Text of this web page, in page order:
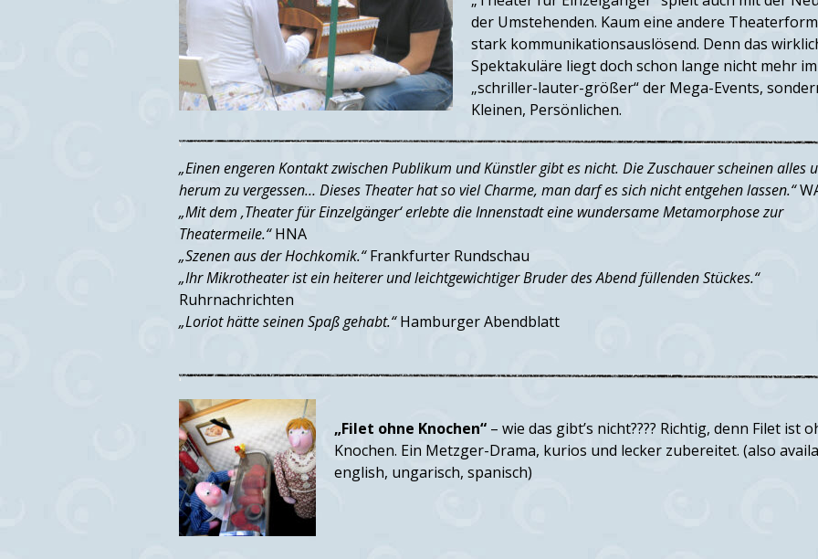
der Umstehenden. Kaum eine andere
stark kommunikationsauslösend. Denn das
Spektakuläre liegt doch schon lange nicht mehr im
„schriller-lauter-größer“ der Mega-Events,
Kleinen, Persönlichen.
„Einen engeren Kontakt zwischen Publikum und Künstler gibt es nicht. Die Zuschauer scheinen alles
herum zu vergessen… Dieses Theater hat so viel Charme, man darf es sich nicht entgehen lassen.“
„Mit dem ‚Theater für Einzelgänger‘ erlebte die Innenstadt eine wundersame Metamorphose zur
Theatermeile.“HNA
„Szenen aus der Hochkomik.“Frankfurter Rundschau
„Ihr Mikrotheater ist ein heiterer und leichtgewichtiger Bruder des Abend füllenden Stückes.“
Ruhrnachrichten
„Loriot hätte seinen Spaß gehabt.“Hamburger Abendblatt
„Filet ohne Knochen“ – wie das gibt’s nicht???? Richtig, denn Filet ist
Knochen. Ein Metzger-Drama, kurios und lecker zubereitet. (also
english, ungarisch, spanisch)